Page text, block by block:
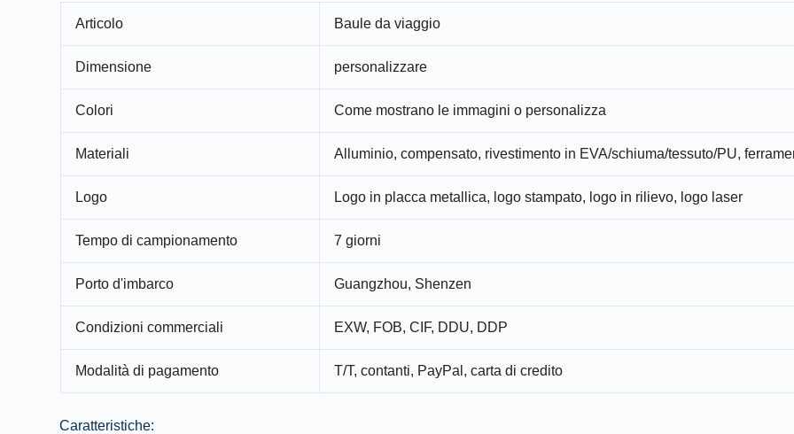
Articolo Baule da viaggio
Dimensione personalizzare
Colori Come mostrano le immagini o personalizza
Materiali Alluminio, compensato, rivestimento in EVA/schiuma/tessuto/PU,
Logo Logo in placca metallica, logo stampato, logo in rilievo, logo laser
Tempo di campionamento 7 giorni
Porto d'imbarco Guangzhou, Shenzen
Condizioni commerciali EXW, FOB, CIF, DDU, DDP
Modalità di pagamento T/T, contanti, PayPal, carta di credito
Caratteristiche: